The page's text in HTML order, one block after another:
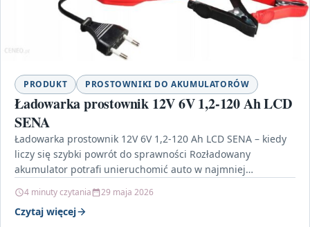
PRODUKT PROSTOWNIKI DO AKUMULATORÓW
Ładowarka prostownik 12V 6V 1,2-120 Ah LCD
SENA
Ładowarka prostownik 12V 6V 1,2-120 Ah LCD SENA – kiedy
liczy się szybki powrót do sprawności Rozładowany
akumulator potrafi unieruchomić auto w najmniej
4 minuty czytania 29 maja 2026
Czytaj więcej